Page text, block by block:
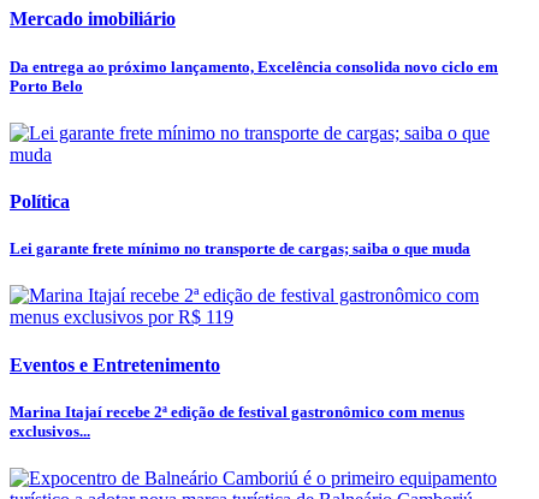
Mercado imobiliário
Da entrega ao próximo lançamento, Excelência consolida novo ciclo em
Porto Belo
Política
Lei garante frete mínimo no transporte de cargas; saiba o que muda
Eventos e Entretenimento
Marina Itajaí recebe 2ª edição de festival gastronômico com menus
exclusivos...